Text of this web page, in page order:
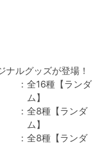
ナルグッズが登場！
： 全16種【ランダ
ム】
： 全8種【ランダ
ム】
： 全8種【ランダ